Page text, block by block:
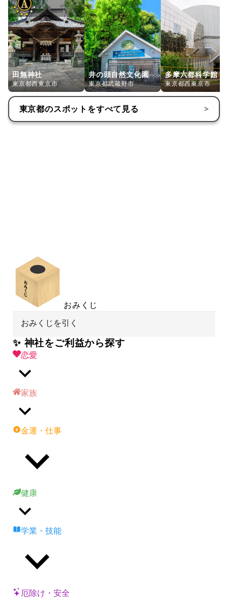
田無神社
東京都西東京市
井の頭自然文化園
東京都武蔵野市
多摩六都科学館
東京都西東京市
東京都のスポットをすべて見る >
おみくじ
おみくじを引く
✨ 神社をご利益から探す
恋愛
家族
金運・仕事
健康
学業・技能
厄除け・安全